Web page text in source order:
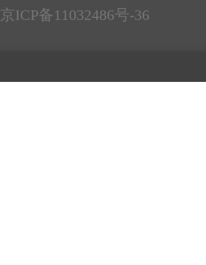
京ICP备11032486号-36